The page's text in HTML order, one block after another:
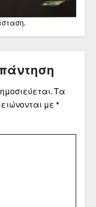
Τα
με *